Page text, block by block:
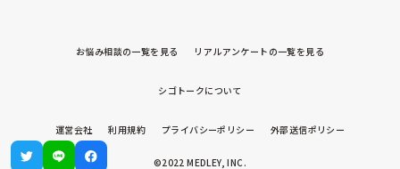
お悩み相談の一覧を見る リアルアンケートの一覧を見る
シゴトークについて
運営会社 利用規約 プライバシーポリシー 外部送信ポリシー
©2022 MEDLEY, INC.